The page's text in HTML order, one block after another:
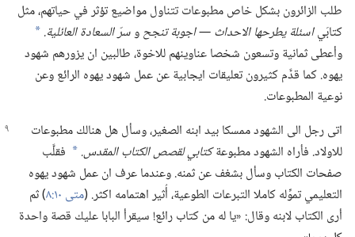
طلب الزائرون بشكل خاص مطبوعات تتناول مواضيع تؤثر في حياتهم،‏ مثل
كتابَياسئلة يطرحها الاحداث —‏ اجوبة تنجحوسرّ السعادة العائلية.‏ *
وأعطى ثمانية وتسعون شخصا عناوينهم للاخوة،‏ طالبين ان يزورهم شهود
يهوه.‏ كما قدَّم كثيرون تعليقات ايجابية عن عمل شهود يهوه الرائع وعن
نوعية المطبوعات.‏
اتى رجل الى الشهود ممسكا بيد ابنه الصغير،‏ وسألهل هنالك مطبوعات
للاولاد.‏ فأراه الشهود مطبوعةكتابي لقصص الكتاب المقدس.‏ * فقلَّب
صفحات الكتاب وسأل بشغف عن ثمنه.‏ وعندما عرف ان عمل شهود يهوه
التعليمي تموِّله كاملا التبرعات الطوعية،‏ أُثير اهتمامه اكثر.‏ (‏متى ١٠:‏٨
‏)‏ ثم
أرى الكتاب لابنه وقال:‏ «يا له من كتاب رائع!‏ سيقرأ البابا عليك قصة واحدة